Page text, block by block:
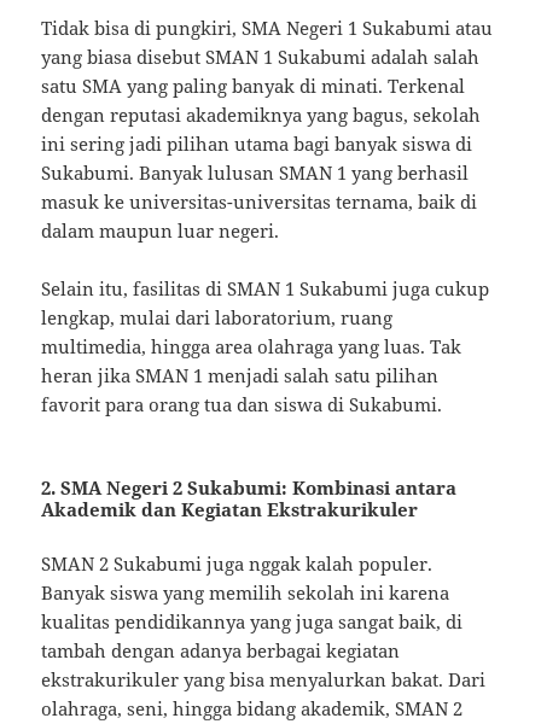
Tidak bisa di pungkiri, SMA Negeri 1 Sukabumi atau
yang biasa disebut SMAN 1 Sukabumi adalah salah
satu SMA yang paling banyak di minati. Terkenal
dengan reputasi akademiknya yang bagus, sekolah
ini sering jadi pilihan utama bagi banyak siswa di
Sukabumi. Banyak lulusan SMAN 1 yang berhasil
masuk ke universitas-universitas ternama, baik di
dalam maupun luar negeri.
Selain itu, fasilitas di SMAN 1 Sukabumi juga cukup
lengkap, mulai dari laboratorium, ruang
multimedia, hingga area olahraga yang luas. Tak
heran jika SMAN 1 menjadi salah satu pilihan
favorit para orang tua dan siswa di Sukabumi.
2. SMA Negeri 2 Sukabumi: Kombinasi antara
Akademik dan Kegiatan Ekstrakurikuler
SMAN 2 Sukabumi juga nggak kalah populer.
Banyak siswa yang memilih sekolah ini karena
kualitas pendidikannya yang juga sangat baik, di
tambah dengan adanya berbagai kegiatan
ekstrakurikuler yang bisa menyalurkan bakat. Dari
olahraga, seni, hingga bidang akademik, SMAN 2